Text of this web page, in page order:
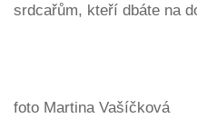
srdcařům, kteří dbáte na
foto Martina Vašíčková